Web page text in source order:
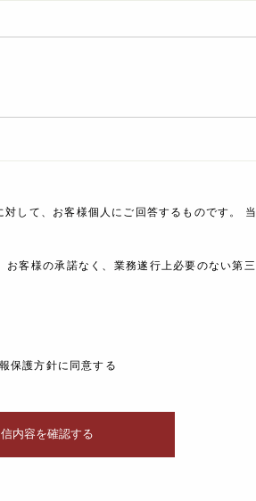
して、お客様個人にご回答するものです。
客様の承諾なく、業務遂行上必要のない第
保護方針に同意する